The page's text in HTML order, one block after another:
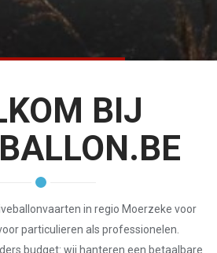
BIJ
in regio Moerzeke voor
particulieren als professionelen.
budget: wij hanteren een betaalbare